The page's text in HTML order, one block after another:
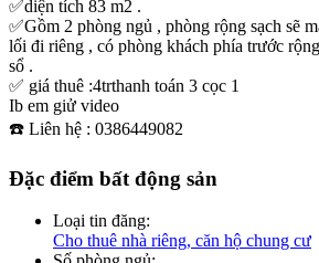
✅diện tích 83 m2 .
✅Gồm 2 phòng ngủ , phòng rộng sạch sẽ
lối đi riêng , có phòng khách phía trước
sổ .
✅ giá thuê :4trthanh toán 3 cọc 1
Ib em giử video
☎️ Liên hệ : 0386449082
Đặc điểm bất động sản
Loại tin đăng:
Cho thuê nhà riêng, căn hộ chung cư